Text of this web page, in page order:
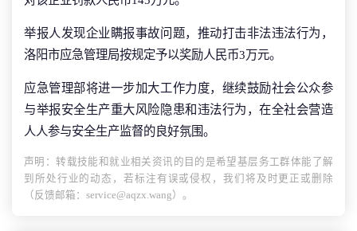
举报人发现企业瞒报事故问题，推动打击非法违法行为，
洛阳市应急管理局按规定予以奖励人民币3万元。
应急管理部将进一步加大工作力度，继续鼓励社会公众参
与举报安全生产重大风险隐患和违法行为，在全社会营造
人人参与安全生产监督的良好氛围。
声明：转载技能和就业相关资讯的目的是希望基层务工群体能了解
到所处行业的动态，若标注有误或侵权，我们将及时更正或删除
（反馈邮箱：service@aqzx.wang）。